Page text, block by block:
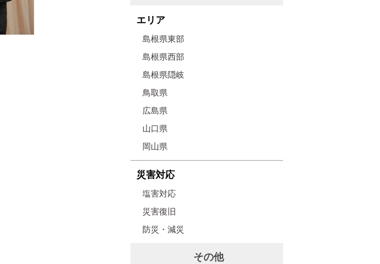
エリア
島根県東部
島根県西部
島根県隠岐
鳥取県
広島県
山口県
岡山県
災害対応
塩害対応
災害復旧
防災・減災
その他